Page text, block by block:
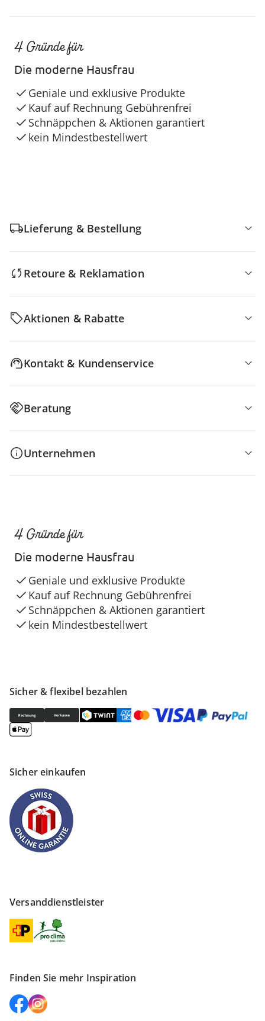
4 Gründe für
Die moderne Hausfrau
Geniale und exklusive Produkte
Kauf auf Rechnung Gebührenfrei
Schnäppchen & Aktionen garantiert
kein Mindestbestellwert
Lieferung & Bestellung
Retoure & Reklamation
Aktionen & Rabatte
Kontakt & Kundenservice
Beratung
Unternehmen
Sicher & flexibel bezahlen
Sicher einkaufen
Versanddienstleister
Finden Sie mehr Inspiration
4 Gründe für
Die moderne Hausfrau
Geniale und exklusive Produkte
Kauf auf Rechnung Gebührenfrei
Schnäppchen & Aktionen garantiert
kein Mindestbestellwert